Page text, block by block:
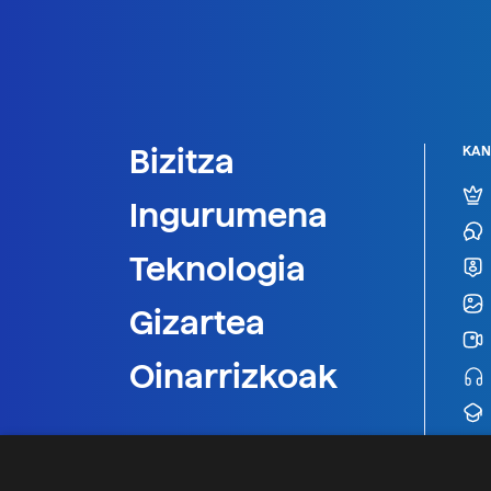
Bizitza
Ingurumena
Teknologia
Gizartea
Oinarrizkoak